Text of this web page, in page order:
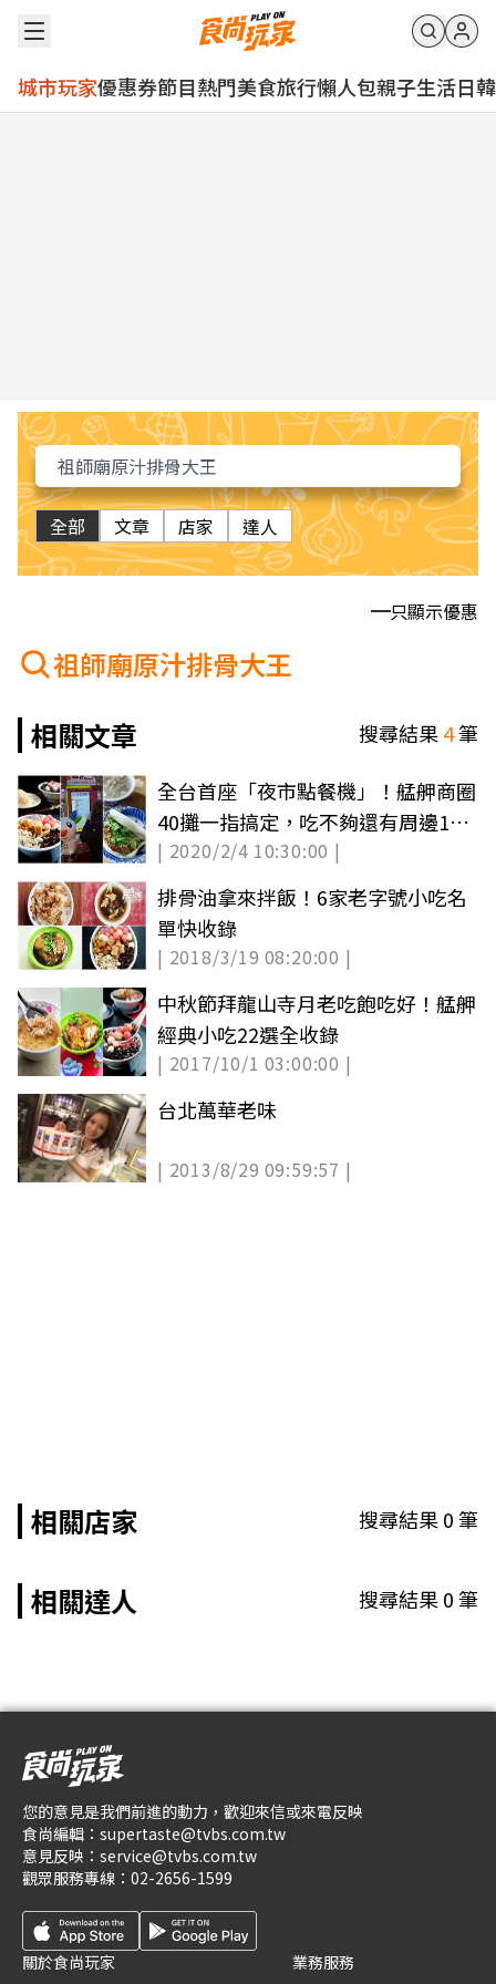
城市玩家優惠券節目熱門美食旅行懶人包親子生活日韓
全部 文章 店家 達人
只顯示優惠
祖師廟原汁排骨大王
相關文章
搜尋結果4筆
全台首座「夜市點餐機」！艋舺商圈
40攤一指搞定，吃不夠還有周邊13
家古早味
| 2020/2/4 10:30:00 |
排骨油拿來拌飯！6家老字號小吃名
單快收錄
| 2018/3/19 08:20:00 |
中秋節拜龍山寺月老吃飽吃好！艋舺
經典小吃22選全收錄
| 2017/10/1 03:00:00 |
台北萬華老味
| 2013/8/29 09:59:57 |
相關店家 搜尋結果0筆
相關達人 搜尋結果0筆
您的意見是我們前進的動力，歡迎來信或來電反映
食尚編輯： supertaste@tvbs.com.tw
意見反映： service@tvbs.com.tw
觀眾服務專線： 02-2656-1599
關於食尚玩家 業務服務